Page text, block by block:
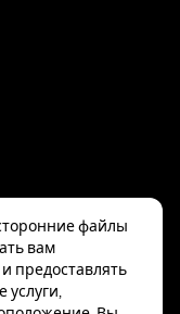
файлы
вам
предоставлять